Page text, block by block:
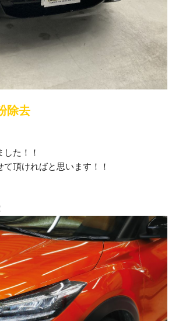
除去
た！！
頂ければと思います！！